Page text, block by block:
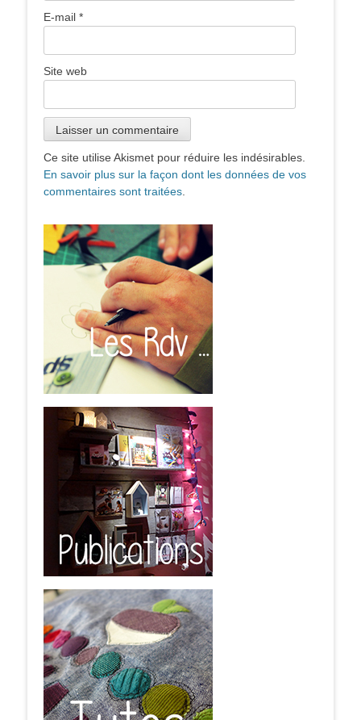
E-mail *
Site web
Ce site utilise Akismet pour réduire les indésirables.
En savoir plus sur la façon dont les données de vos
commentaires sont traitées